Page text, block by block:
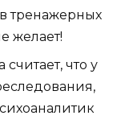
тренажерных
желает!
что у